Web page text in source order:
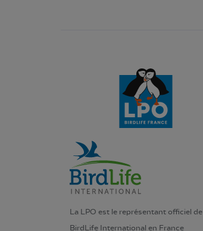
La LPO est le représentant officiel de
BirdLife International en France